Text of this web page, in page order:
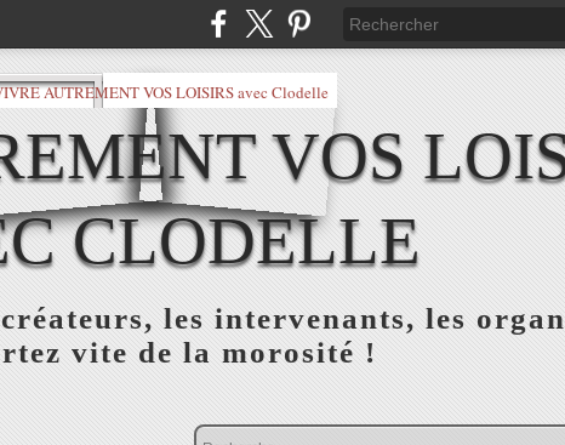
VOS
CLODELLE
les intervenants, les
vite de la morosité !